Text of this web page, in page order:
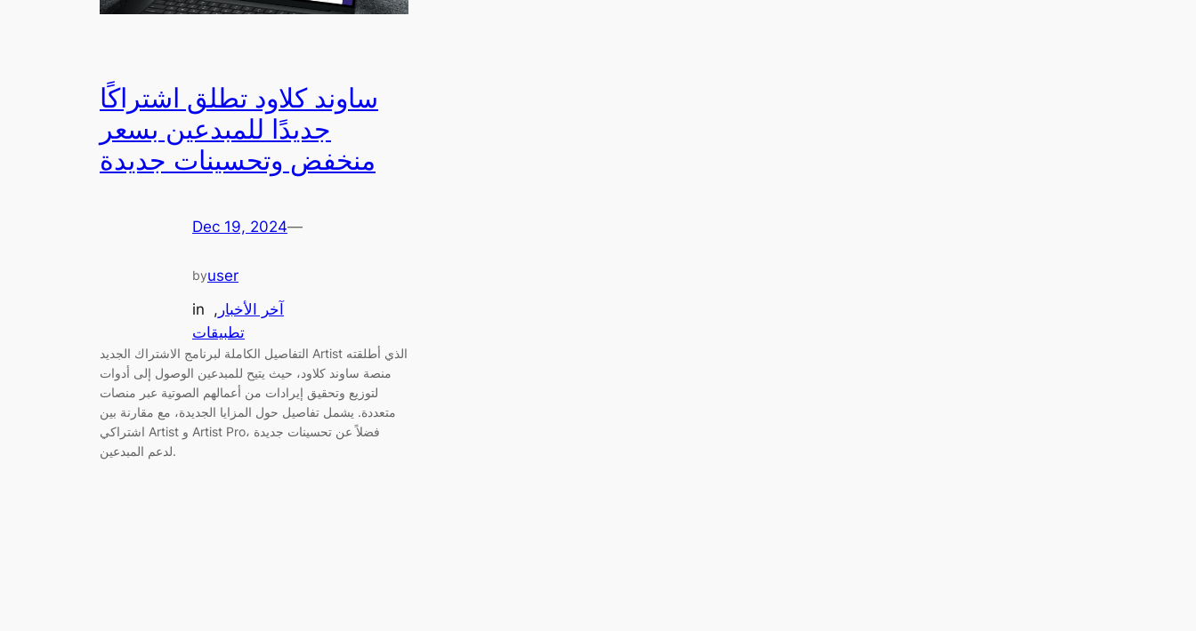
ساوند كلاود تطلق اشتراكًا
جديدًا للمبدعين بسعر
منخفض وتحسينات جديدة
Dec 19, 2024—
byuser
in
آخر الأخبار ,
تطبيقات
التفاصيل الكاملة لبرنامج الاشتراك الجديد Artist الذي أطلقته
منصة ساوند كلاود، حيث يتيح للمبدعين الوصول إلى أدوات
لتوزيع وتحقيق إيرادات من أعمالهم الصوتية عبر منصات
متعددة. يشمل تفاصيل حول المزايا الجديدة، مع مقارنة بين
اشتراكي Artist و Artist Pro، فضلاً عن تحسينات جديدة
لدعم المبدعين.